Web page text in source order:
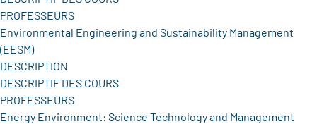
PROFESSEURS
Environmental Engineering and Sustainability Management
(EESM)
DESCRIPTION
DESCRIPTIF DES COURS
PROFESSEURS
Energy Environment: Science Technology and Management